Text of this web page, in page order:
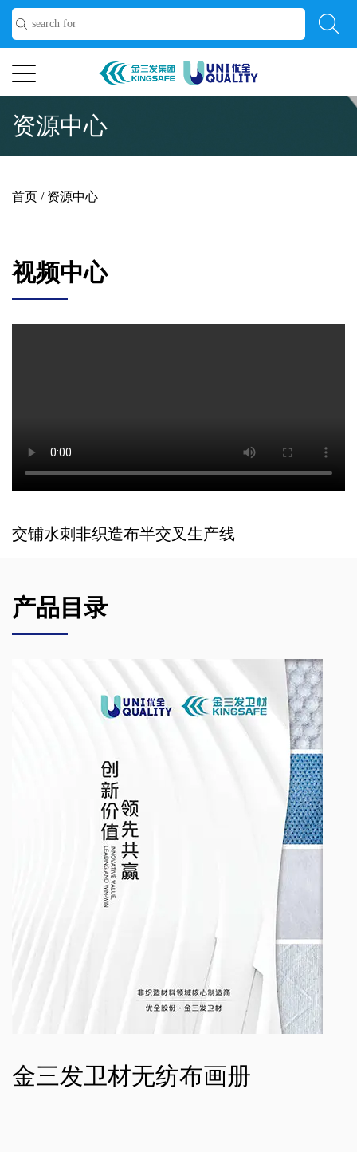
资源中心
首页 / 资源中心
视频中心
交铺水刺非织造布半交叉生产线
产品目录
金三发卫材无纺布画册